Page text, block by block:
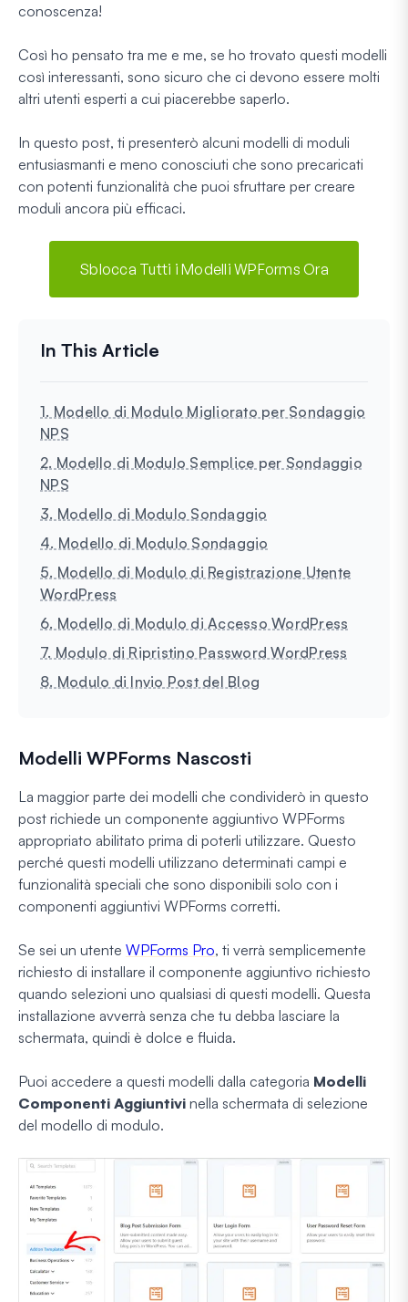
conoscenza!
Così ho pensato tra me e me, se ho trovato questi modelli
così interessanti, sono sicuro che ci devono essere molti
altri utenti esperti a cui piacerebbe saperlo.
In questo post, ti presenterò alcuni modelli di moduli
entusiasmanti e meno conosciuti che sono precaricati
con potenti funzionalità che puoi sfruttare per creare
moduli ancora più efficaci.
Sblocca Tutti i Modelli WPForms Ora
1. Modello di Modulo Migliorato per Sondaggio
NPS
2. Modello di Modulo Semplice per Sondaggio
NPS
3. Modello di Modulo Sondaggio
4. Modello di Modulo Sondaggio
5. Modello di Modulo di Registrazione Utente
WordPress
6. Modello di Modulo di Accesso WordPress
7. Modulo di Ripristino Password WordPress
8. Modulo di Invio Post del Blog
Modelli WPForms Nascosti
La maggior parte dei modelli che condividerò in questo
post richiede un componente aggiuntivo WPForms
appropriato abilitato prima di poterli utilizzare. Questo
perché questi modelli utilizzano determinati campi e
funzionalità speciali che sono disponibili solo con i
componenti aggiuntivi WPForms corretti.
Se sei un utente WPForms Pro, ti verrà semplicemente
richiesto di installare il componente aggiuntivo richiesto
quando selezioni uno qualsiasi di questi modelli. Questa
installazione avverrà senza che tu debba lasciare la
schermata, quindi è dolce e fluida.
Puoi accedere a questi modelli dalla categoria Modelli
Componenti Aggiuntivi nella schermata di selezione
del modello di modulo.